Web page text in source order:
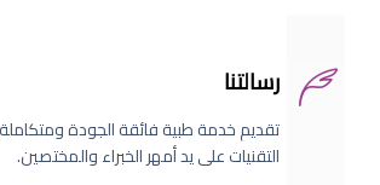
رسالتنا
تقديم خدمة طبية فائقة الجودة
التقنيات على يد أمهر الخبراء والمختصين.